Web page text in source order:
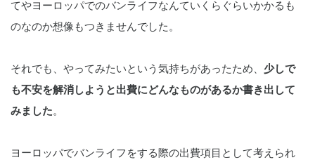
てやヨーロッパでのバンライフなんていくらぐらいかかるも
のなのか想像もつきませんでした。
それでも、やってみたいという気持ちがあったため、 少しで
も不安を解消しようと出費にどんなものがあるか書き出して
みました。
ヨーロッパでバンライフをする際の出費項目として考えられ